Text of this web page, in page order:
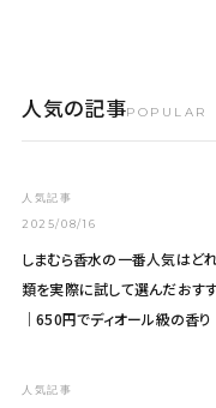
人気の記事POPULAR
01
人気記事
2025/08/16
しまむら香水の一番人気はど
類を実際に試して選んだおす
｜650円でディオール級の香り
03
人気記事